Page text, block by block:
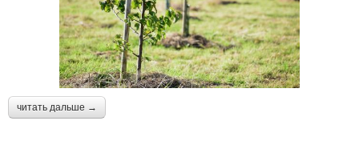
читать дальше →